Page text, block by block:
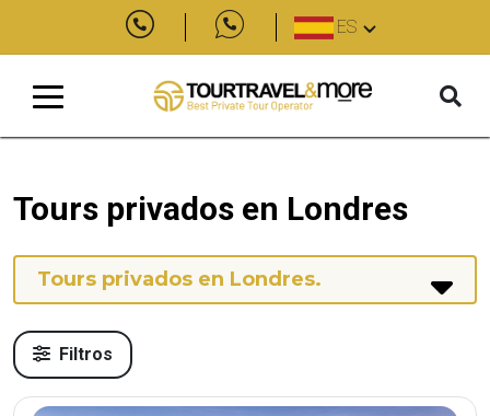
ES
Tours privados en Londres
Tours privados en Londres.
Filtros